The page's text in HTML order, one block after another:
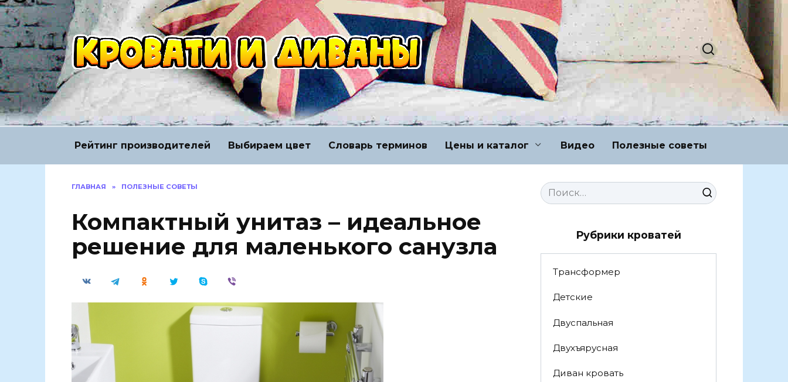
Перейти
к
содержанию
Рейтинг производителей Выбираем цвет Словарь терминов Цены и каталог Видео Полезные советы
ГЛАВНАЯ » ПОЛЕЗНЫЕ СОВЕТЫ
Компактный унитаз – идеальное
решение для маленького санузла
Search
for:
Рубрики кроватей
Трансформер
Детские
Двуспальная
Двухъярусная
Диван кровать